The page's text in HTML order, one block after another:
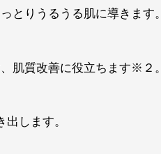
とりうるうる肌に導きます。
肌質改善に役立ちます※２。
します。